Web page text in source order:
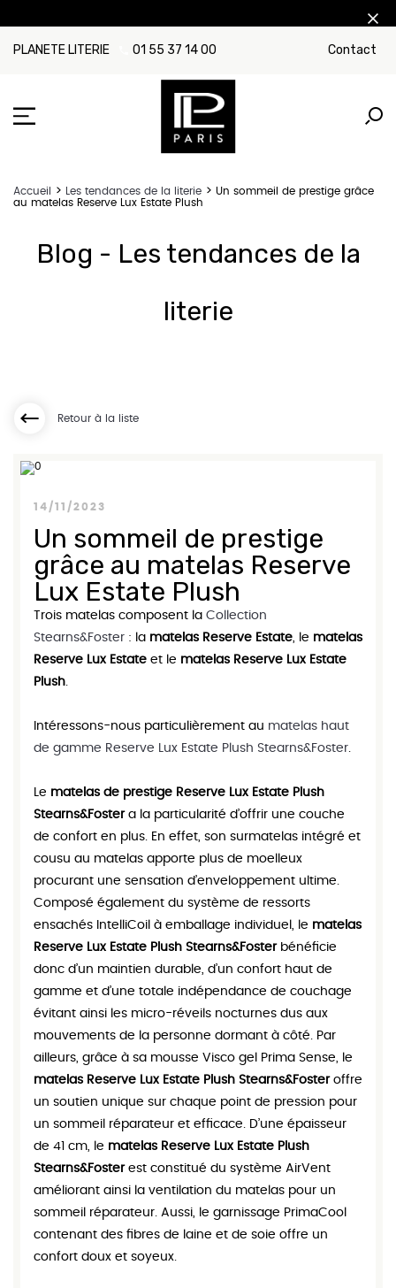
PLANETE LITERIE 01 55 37 14 00 Contact
Accueil Les tendances de la literie
Un sommeil de prestige grâce
au matelas Reserve Lux Estate Plush
Blog - Les tendances de la
literie
Retour à la liste
14/11/2023
Un sommeil de prestige
grâce au matelas Reserve
Lux Estate Plush
Trois matelas composent la Collection
Stearns&Foster : la matelas Reserve Estate, le matelas
Reserve Lux Estate et le matelas Reserve Lux Estate
Plush.
Intéressons-nous particulièrement au matelas haut
de gamme Reserve Lux Estate Plush Stearns&Foster.
Le matelas de prestige Reserve Lux Estate Plush
Stearns&Fostera la particularité d’offrir une couche
de confort en plus. En effet, son surmatelas intégré et
cousu au matelas apporte plus de moelleux
procurant une sensation d’enveloppement ultime.
Composé également du système de ressorts
ensachés IntelliCoil à emballage individuel, le matelas
Reserve Lux Estate Plush Stearns&Foster bénéficie
donc d’un maintien durable, d’un confort haut de
gamme et d’une totale indépendance de couchage
évitant ainsi les micro-réveils nocturnes dus aux
mouvements de la personne dormant à côté. Par
ailleurs, grâce à sa mousse Visco gel Prima Sense, le
matelas Reserve Lux Estate Plush Stearns&Fosteroffre
un soutien unique sur chaque point de pression pour
un sommeil réparateur et efficace. D’une épaisseur
de 41 cm, le matelas Reserve Lux Estate Plush
Stearns&Fosterest constitué du système AirVent
améliorant ainsi la ventilation du matelas pour un
sommeil réparateur. Aussi, le garnissage PrimaCool
contenant des fibres de laine et de soie offre un
confort doux et soyeux.